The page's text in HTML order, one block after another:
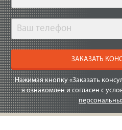
ЗАКАЗАТЬ
Нажимая кнопку «Заказать
я ознакомлен и согласен с